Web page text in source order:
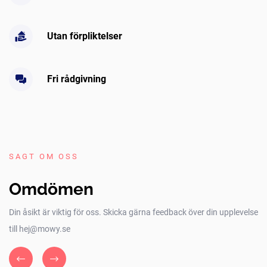
Utan förpliktelser
Fri rådgivning
SAGT OM OSS
Omdömen
Din åsikt är viktig för oss. Skicka gärna feedback över din upplevelse
till hej@mowy.se